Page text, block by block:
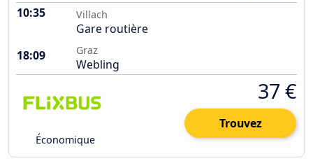
10:35 Villach
Gare routière
18:09
Graz
Webling
Économique
37 €
Trouvez